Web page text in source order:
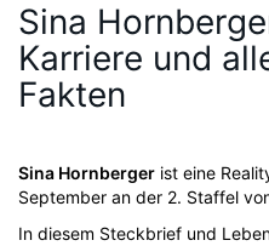
Sina
Karriere und
Fakten
Sina Hornberger ist eine
September an der 2. Staffel
In diesem Steckbrief und